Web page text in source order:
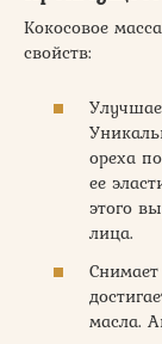
Кокосовое
свойств:
ореха
ее
этого
лица.
масла.